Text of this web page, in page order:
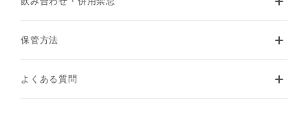
保管方法
よくある質問